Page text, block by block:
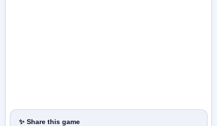
✨ Share this game